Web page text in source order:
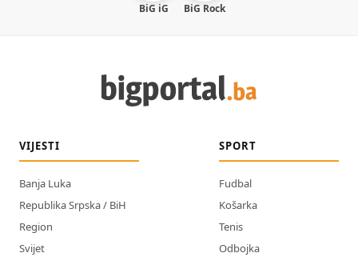
BiG iG BiG Rock
VIJESTI
Banja Luka
Republika Srpska / BiH
Region
Svijet
SPORT
Fudbal
Košarka
Tenis
Odbojka